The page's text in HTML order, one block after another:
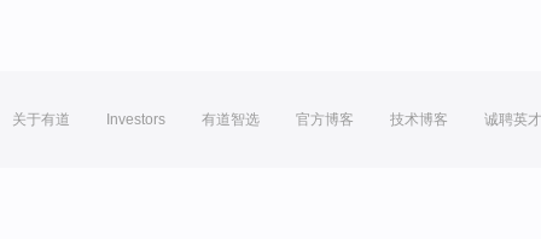
关于有道 Investors 有道智选 官方博客 技术博客 诚聘英才